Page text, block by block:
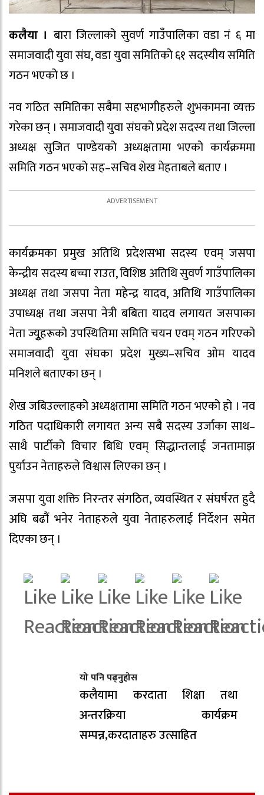
कलैया । बारा जिल्लाको सुवर्ण गाउँपालिका वडा नं ६ मा
समाजवादी युवा संघ, वडा युवा समितिको ६१ सदस्यीय समिति
गठन भएको छ ।
नव गठित समितिका सबैमा सहभागीहरुले शुभकामना व्यक्त
गरेका छन् । समाजवादी युवा संघको प्रदेश सदस्य तथा जिल्ला
अध्यक्ष सुजित पाण्डेयको अध्यक्षतामा भएको कार्यक्रममा
समिति गठन भएको सह–सचिव शेख मेहताबले बताए ।
कार्यक्रमका प्रमुख अतिथि प्रदेशसभा सदस्य एवम् जसपा
केन्द्रीय सदस्य बच्चा राउत, विशिष्ठ अतिथि सुवर्ण गाउँपालिका
अध्यक्ष तथा जसपा नेता महेन्द्र यादव, अतिथि गाउँपालिका
उपाध्यक्ष तथा जसपा नेत्री बबिता यादव लगायत जसपाका
नेता ज्यूुहरूको उपस्थितिमा समिति चयन एवम् गठन गरिएको
समाजवादी युवा संघका प्रदेश मुख्य–सचिव ओम यादव
मनिशले बताएका छन् ।
शेख जबिउल्लाहको अध्यक्षतामा समिति गठन भएको हो । नव
गठित पदाधिकारी लगायत अन्य सबै सदस्य उर्जाका साथ–
साथै पार्टीको विचार बिधि एवम् सिद्धान्तलाई जनतामाझ
पुर्याउन नेताहरुले विश्वास लिएका छन् ।
जसपा युवा शक्ति निरन्तर संगठित, व्यवस्थित र संघर्षरत हुदै
अघि बढौं भनेर नेताहरुले युवा नेताहरुलाई निर्देशन समेत
दिएका छन् ।
यो पनि पढ्नुहोस
कलैयामा करदाता शिक्षा तथा
अन्तरक्रिया कार्यक्रम
सम्पन्न,करदाताहरु उत्साहित